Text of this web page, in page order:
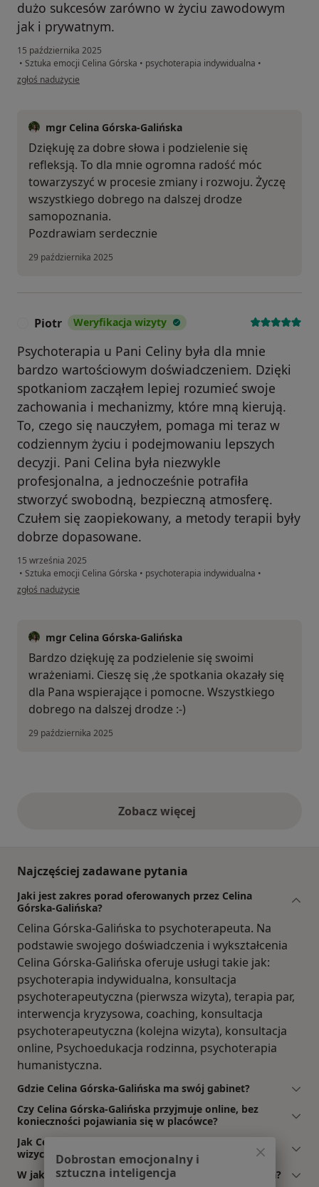
dużo sukcesów zarówno w życiu zawodowym
jak i prywatnym.
15 października 2025
• Sztuka emocji Celina Górska • psychoterapia indywidualna •
w opinii użytkownika Amelia B
zgłoś nadużycie
mgr Celina Górska-Galińska
Dziękuję za dobre słowa i podzielenie się
refleksją. To dla mnie ogromna radość móc
towarzyszyć w procesie zmiany i rozwoju. Życzę
wszystkiego dobrego na dalszej drodze
samopoznania.
Pozdrawiam serdecznie
29 października 2025
Piotr Weryfikacja wizyty
Psychoterapia u Pani Celiny była dla mnie
bardzo wartościowym doświadczeniem. Dzięki
spotkaniom zacząłem lepiej rozumieć swoje
zachowania i mechanizmy, które mną kierują.
To, czego się nauczyłem, pomaga mi teraz w
codziennym życiu i podejmowaniu lepszych
decyzji. Pani Celina była niezwykle
profesjonalna, a jednocześnie potrafiła
stworzyć swobodną, bezpieczną atmosferę.
Czułem się zaopiekowany, a metody terapii były
dobrze dopasowane.
15 września 2025
• Sztuka emocji Celina Górska • psychoterapia indywidualna •
w opinii użytkownika Piotr
zgłoś nadużycie
mgr Celina Górska-Galińska
Bardzo dziękuję za podzielenie się swoimi
wrażeniami. Cieszę się ,że spotkania okazały się
dla Pana wspierające i pomocne. Wszystkiego
dobrego na dalszej drodze :-)
29 października 2025
Zobacz więcejopinie powyżej
Najczęściej zadawane pytania
Jaki jest zakres porad oferowanych przez Celina
Górska-Galińska?
Celina Górska-Galińska to psychoterapeuta. Na
podstawie swojego doświadczenia i wykształcenia
Celina Górska-Galińska oferuje usługi takie jak:
psychoterapia indywidualna, konsultacja
psychoterapeutyczna (pierwsza wizyta), terapia par,
interwencja kryzysowa, coaching, konsultacja
psychoterapeutyczna (kolejna wizyta), konsultacja
online, Psychoedukacja rodzinna, psychoterapia
humanistyczna.
Gdzie Celina Górska-Galińska ma swój gabinet?
Czy Celina Górska-Galińska przyjmuje online, bez
konieczności pojawiania się w placówce?
Jak Celina Górska-Galińska akceptuje płatności po
wizycie?
W jakich językach konsultuje Celina Górska-Galińska?
Dobrostan emocjonalny i
sztuczna inteligencja